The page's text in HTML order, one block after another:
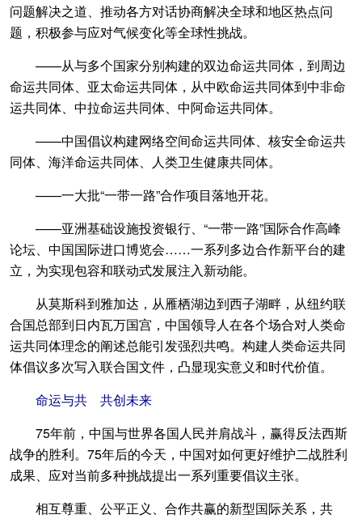
问题解决之道、推动各方对话协商解决全球和地区热点问
题，积极参与应对气候变化等全球性挑战。
——从与多个国家分别构建的双边命运共同体，到周边
命运共同体、亚太命运共同体，从中欧命运共同体到中非命
运共同体、中拉命运共同体、中阿命运共同体。
——中国倡议构建网络空间命运共同体、核安全命运共
同体、海洋命运共同体、人类卫生健康共同体。
——一大批“一带一路”合作项目落地开花。
——亚洲基础设施投资银行、“一带一路”国际合作高峰
论坛、中国国际进口博览会……一系列多边合作新平台的建
立，为实现包容和联动式发展注入新动能。
从莫斯科到雅加达，从雁栖湖边到西子湖畔，从纽约联
合国总部到日内瓦万国宫，中国领导人在各个场合对人类命
运共同体理念的阐述总能引发强烈共鸣。构建人类命运共同
体倡议多次写入联合国文件，凸显现实意义和时代价值。
命运与共 共创未来
75年前，中国与世界各国人民并肩战斗，赢得反法西斯
战争的胜利。75年后的今天，中国对如何更好维护二战胜利
成果、应对当前多种挑战提出一系列重要倡议主张。
相互尊重、公平正义、合作共赢的新型国际关系，共